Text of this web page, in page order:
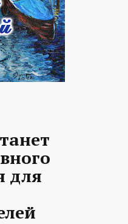
для